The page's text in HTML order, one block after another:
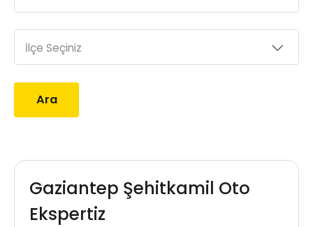
İlçe Seçiniz
Ara
Gaziantep Şehitkamil Oto
Ekspertiz